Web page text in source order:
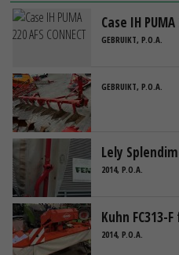
Case IH PUMA
GEBRUIKT, P.O.A.
GEBRUIKT, P.O.A.
Lely
2014, P.O.A.
Kuhn FC313-
2014, P.O.A.